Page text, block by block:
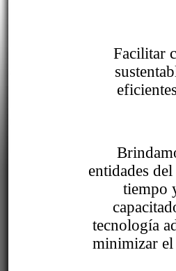
Facilitar
entidades
tiempo
tecnología
minimizar el